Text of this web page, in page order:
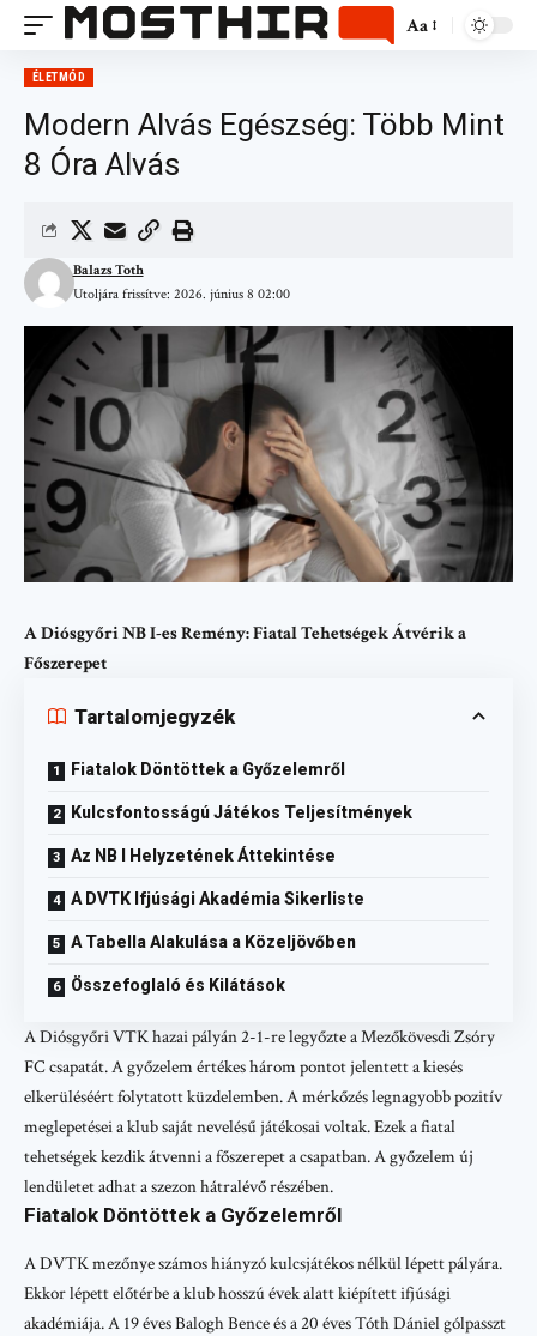
Aa
ÉLETMÓD
Modern Alvás Egészség: Több Mint
8 Óra Alvás
Utoljára frissítve: 2026. június 8 02:00
Balazs Toth
A Diósgyőri NB I-es Remény: Fiatal Tehetségek Átvérik a
Főszerepet
Tartalomjegyzék
Fiatalok Döntöttek a Győzelemről
Kulcsfontosságú Játékos Teljesítmények
Az NB I Helyzetének Áttekintése
A DVTK Ifjúsági Akadémia Sikerliste
A Tabella Alakulása a Közeljövőben
Összefoglaló és Kilátások
A Diósgyőri VTK hazai pályán 2-1-re legyőzte a Mezőkövesdi Zsóry
FC csapatát. A győzelem értékes három pontot jelentett a kiesés
elkerüléséért folytatott küzdelemben. A mérkőzés legnagyobb pozitív
meglepetései a klub saját nevelésű játékosai voltak. Ezek a fiatal
tehetségek kezdik átvenni a főszerepet a csapatban. A győzelem új
lendületet adhat a szezon hátralévő részében.
Fiatalok Döntöttek a Győzelemről
A DVTK mezőnye számos hiányzó kulcsjátékos nélkül lépett pályára.
Ekkor lépett előtérbe a klub hosszú évek alatt kiépített ifjúsági
akadémiája. A 19 éves Balogh Bence és a 20 éves Tóth Dániel gólpasszt